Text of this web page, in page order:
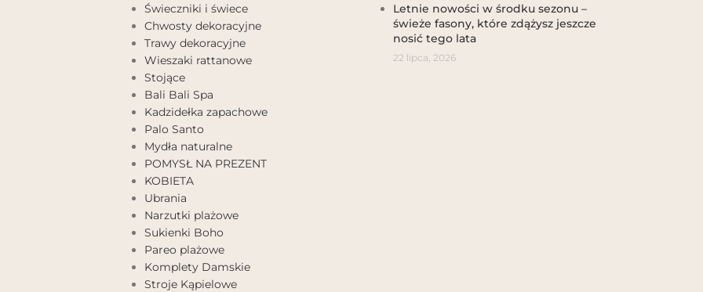
Świeczniki i świece
Chwosty dekoracyjne
Trawy dekoracyjne
Wieszaki rattanowe
Stojące
Bali Bali Spa
Kadzidełka zapachowe
Palo Santo
Mydła naturalne
POMYSŁ NA PREZENT
KOBIETA
Ubrania
Narzutki plażowe
Sukienki Boho
Pareo plażowe
Komplety Damskie
Stroje Kąpielowe
Letnie nowości w środku sezonu –
świeże fasony, które zdążysz jeszcze
nosić tego lata
22 lipca, 2026